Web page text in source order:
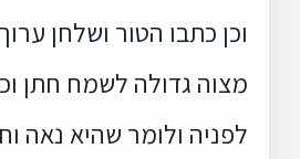
וכן כתבו הטור ושלחן
מצוה גדולה לשמח חתן
לפניה ולומר שהיא נאה